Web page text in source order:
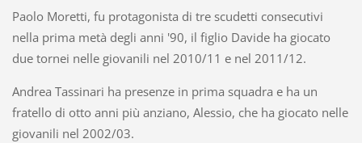
Paolo Moretti, fu protagonista di tre scudetti consecutivi
nella prima metà degli anni '90, il figlio Davide ha giocato
due tornei nelle giovanili nel 2010/11 e nel 2011/12.
Andrea Tassinari ha presenze in prima squadra e ha un
fratello di otto anni più anziano, Alessio, che ha giocato nelle
giovanili nel 2002/03.